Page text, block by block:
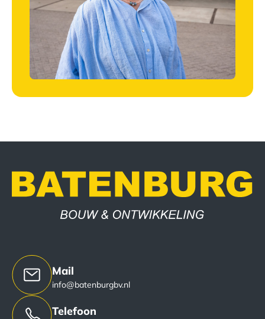
Mail
info@batenburgbv.nl
Telefoon